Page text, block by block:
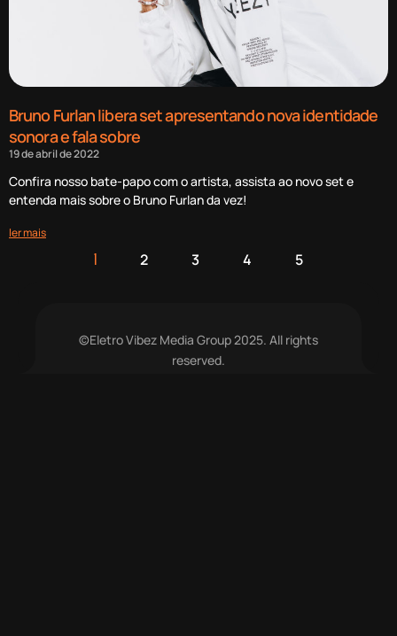
Bruno Furlan libera set apresentando nova identidade
sonora e fala sobre
19 de abril de 2022
Confira nosso bate-papo com o artista, assista ao novo set e
entenda mais sobre o Bruno Furlan da vez!
ler mais
1 2 3 4 5
©Eletro Vibez Media Group 2025. All rights
reserved.